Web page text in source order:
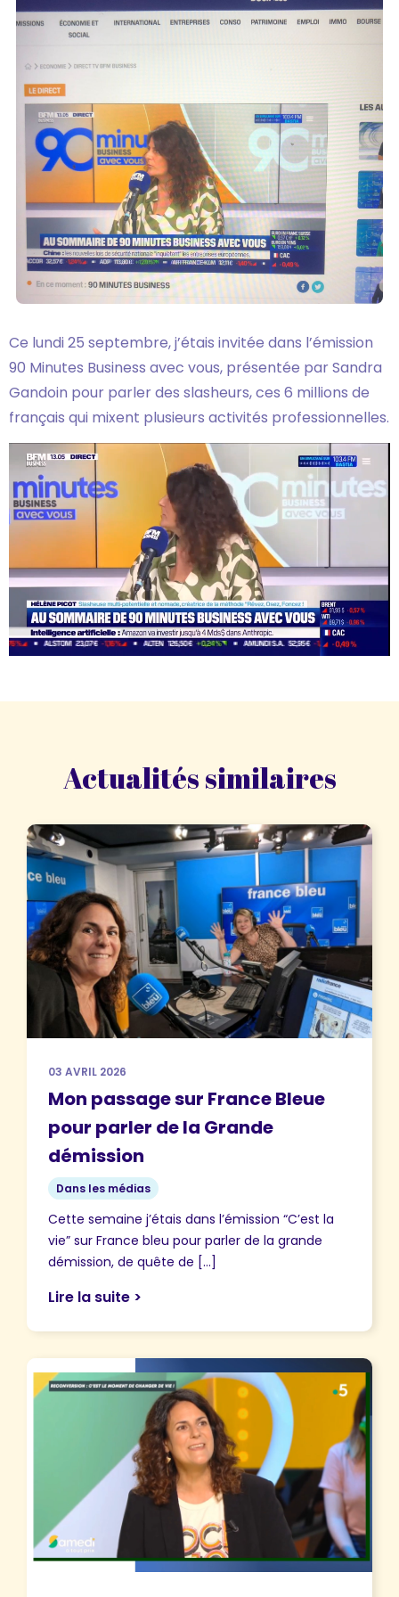
Ce lundi 25 septembre, j’étais invitée dans l’émission
90 Minutes Business avec vous, présentée par Sandra
Gandoin pour parler des slasheurs, ces 6 millions de
français qui mixent plusieurs activités professionnelles.
Actualités similaires
03 AVRIL 2026
Mon passage sur France Bleue
pour parler de la Grande
démission
Dans les médias
Cette semaine j’étais dans l’émission “C’est la
vie” sur France bleu pour parler de la grande
démission, de quête de […]
Lire la suite >